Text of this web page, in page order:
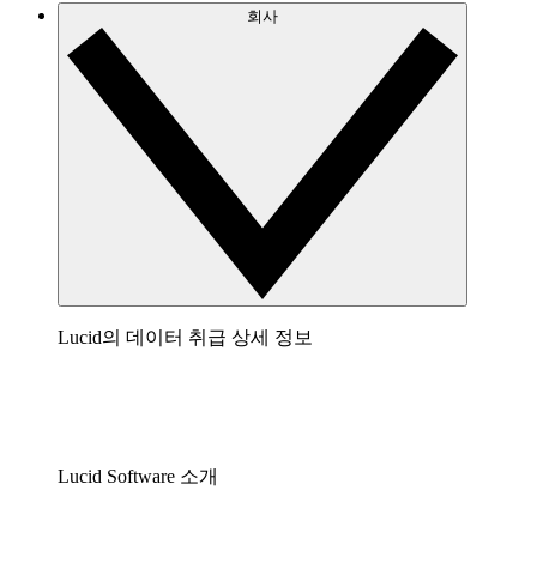
회사
Lucid의 데이터 취급 상세 정보
Lucid Software 소개